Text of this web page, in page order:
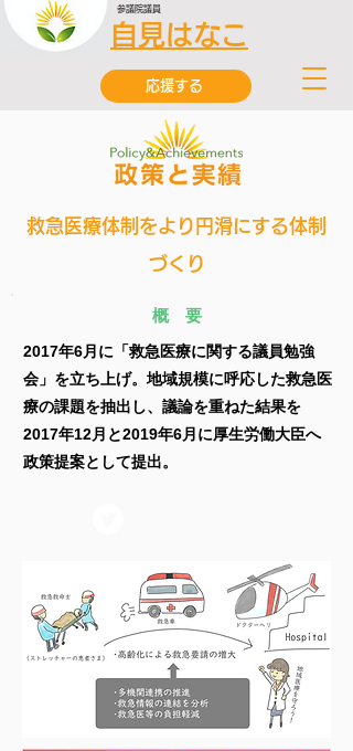
自見はなこ
参議院議員
応援する
救急医療体制をより円滑にする体制
づくり
概 要
2017年6月に「救急医療に関する議員勉強
会」を立ち上げ。地域規模に呼応した救急医
療の課題を抽出し、議論を重ねた結果を
2017年12月と2019年6月に厚生労働大臣へ
政策提案として提出。